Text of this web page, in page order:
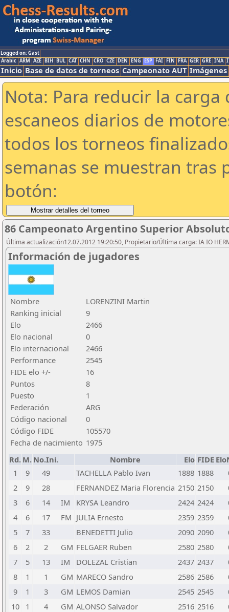
Logged on: Gast
Arabic ARM AZE BIH BUL CAT CHN CRO CZE DEN ENG ESP FAI FIN FRA GER GRE INA
Inicio Base de datos de torneos Campeonato AUT Imágenes
Nota: Para reducir la
escaneos diarios de
todos los torneos
semanas se muestran tras
botón:
86 Campeonato Argentino Superior
Última actualización12.07.2012 19:20:50, Propietario/Última carga: IA IO
Información de jugadores
Nombre
LORENZINI Martin
Ranking inicial
9
Elo
2466
Elo nacional
0
Elo internacional
2466
Performance
2545
FIDE elo +/-
16
Puntos
8
Puesto
1
Federación
ARG
Código nacional
0
Código FIDE
105570
Fecha de nacimiento 1975
Rd. M. No.Ini. Nombre Elo FIDE
1
9 49 TACHELLA Pablo Ivan 1888 1888
2
9 28 FERNANDEZ Maria Florencia 2150 2150
3
6 14 IM KRYSA Leandro 2424 2424
4
6 17 FM JULIA Ernesto 2359 2359
5
7 33 BENEDETTI Julio 2090 2090
6
2 2 GM FELGAER Ruben 2580 2580
7
5 13 IM DOLEZAL Cristian 2437 2437
8
1 1 GM MARECO Sandro 2586 2586
9
1 3 GM LEMOS Damian 2545 2545
10
1 4 GM ALONSO Salvador 2516 2516